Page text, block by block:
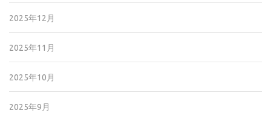
2025年12月
2025年11月
2025年10月
2025年9月